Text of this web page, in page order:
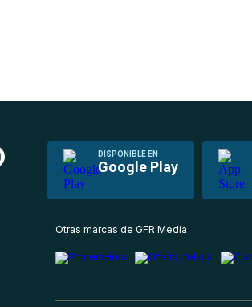
DISPONIBLE EN
Google Play
Otras marcas de GFR Media